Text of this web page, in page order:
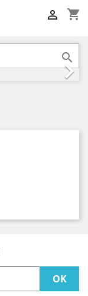
shopping_cart


